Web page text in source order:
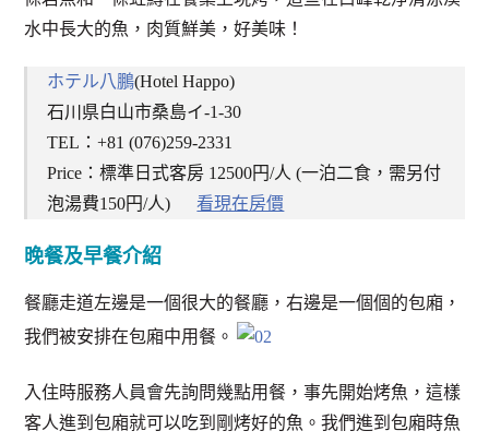
水中長大的魚，肉質鮮美，好美味！
ホテル八鵬(Hotel Happo)
石川県白山市桑島イ-1-30
TEL：+81 (076)259-2331
Price：標準日式客房 12500円/人 (一泊二食，需另付
泡湯費150円/人)看現在房價
晚餐及早餐介紹
餐廳走道左邊是一個很大的餐廳，右邊是一個個的包廂，
我們被安排在包廂中用餐。
入住時服務人員會先詢問幾點用餐，事先開始烤魚，這樣
客人進到包廂就可以吃到剛烤好的魚。我們進到包廂時魚